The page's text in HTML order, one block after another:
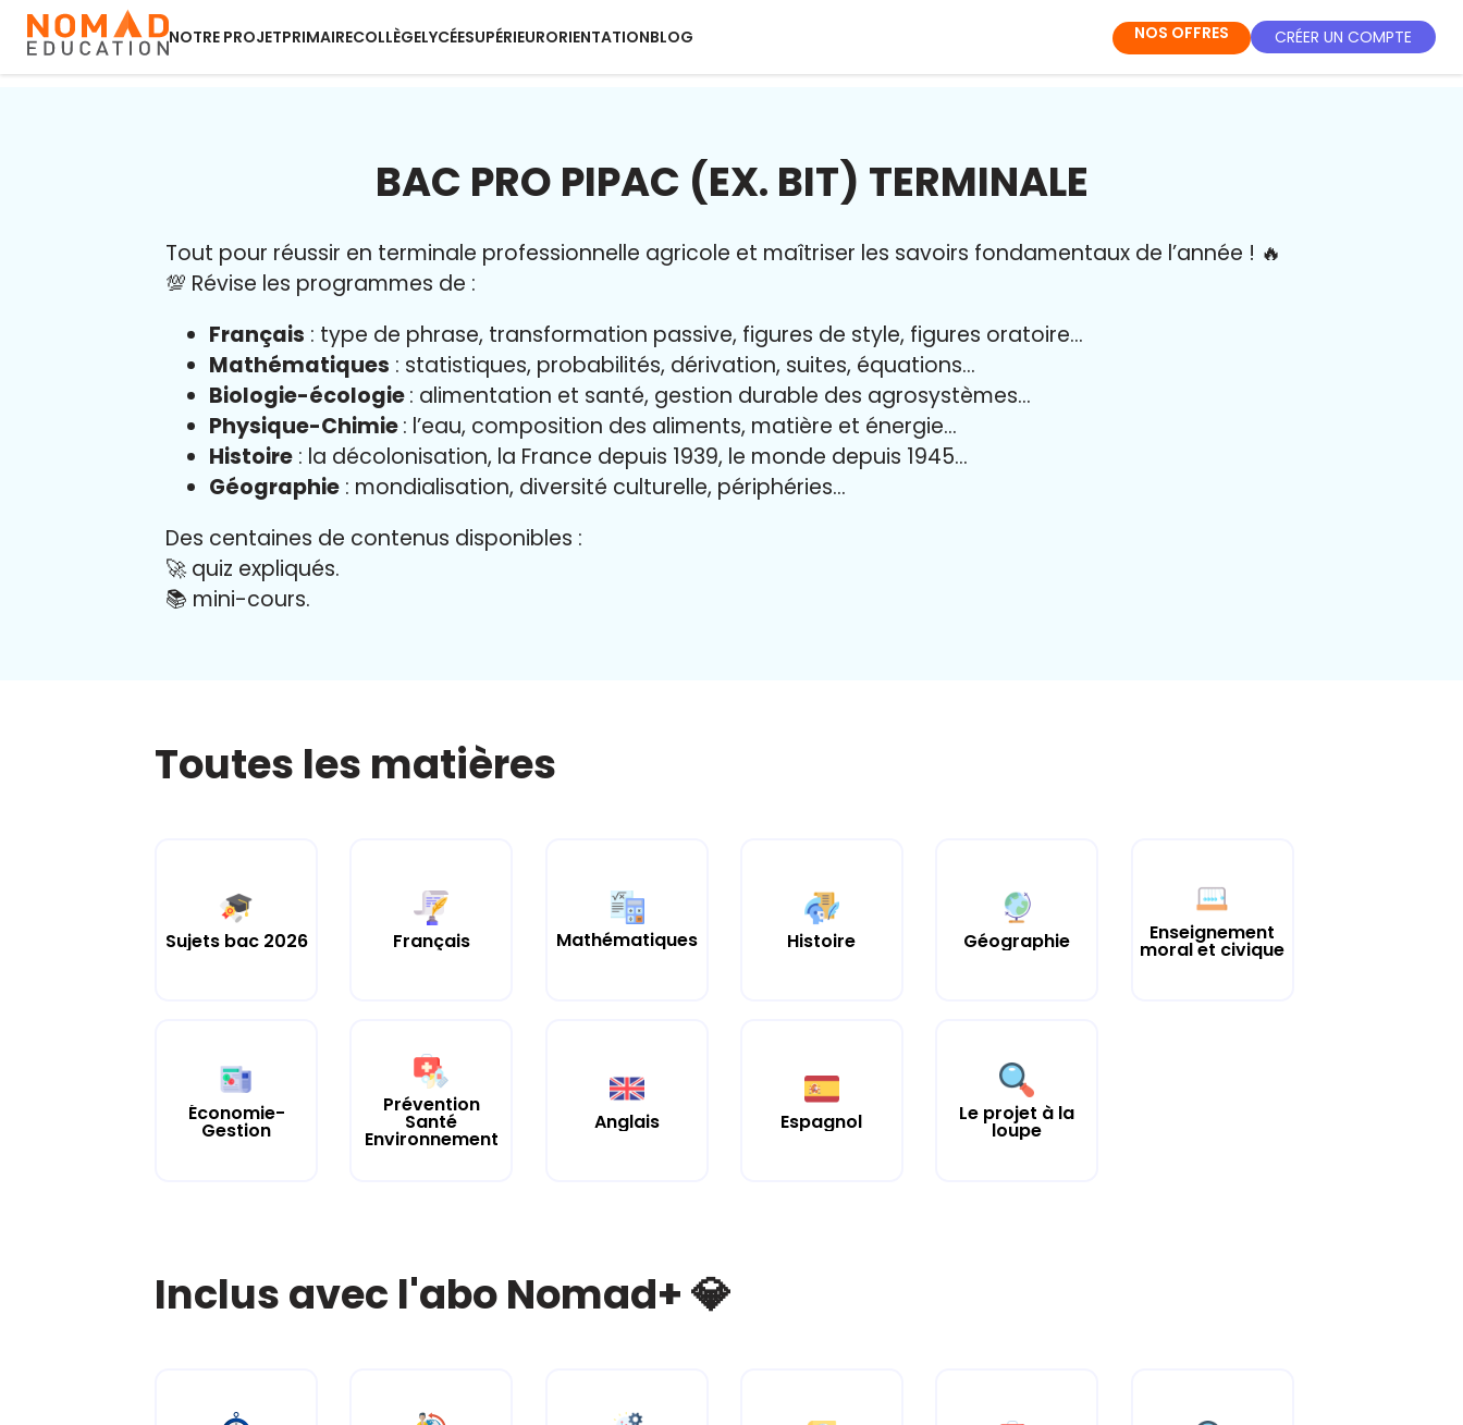
NOTRE PROJETPRIMAIRECOLLÈGELYCÉESUPÉRIEURORIENTATIONBLOG NOS OFFRES CRÉER UN COMPTE
BAC PRO PIPAC (EX. BIT) TERMINALE
Tout pour réussir en terminale professionnelle agricole et maîtriser les savoirs fondamentaux de l’année ! 🔥
💯 Révise les programmes de :
Français : type de phrase, transformation passive, figures de style, figures oratoire…
Mathématiques : statistiques, probabilités, dérivation, suites, équations…
Biologie-écologie: alimentation et santé, gestion durable des agrosystèmes…
Physique-Chimie: l’eau, composition des aliments, matière et énergie…
Histoire : la décolonisation, la France depuis 1939, le monde depuis 1945…
Géographie : mondialisation, diversité culturelle, périphéries…
Des centaines de contenus disponibles :
🚀 quiz expliqués.
📚 mini-cours.
Toutes les matières
Sujets bac 2026 Français Mathématiques Histoire Géographie Enseignement
moral et civique
Économie-
Gestion
Prévention
Santé
Environnement
Anglais Espagnol Le projet à la
loupe
Inclus avec l'abo Nomad+ 💎